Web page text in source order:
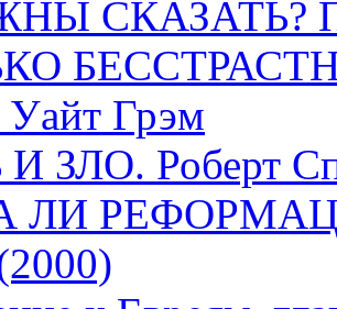
СКАЗАТЬ?
Грэм
ЗЛО. Роберт
ЛИ